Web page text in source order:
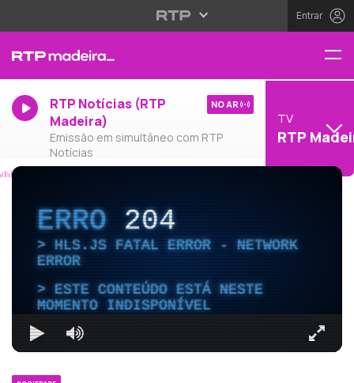
Entrar
RTP Notícias (RTP
Madeira)
Emissão em simultâneo com RTP
Notícias
NO AR
TV
RTP
ERRO204
HLS.JS FATAL ERROR - NETWORK
ERROR
ESTE CONTEÚDO ESTÁ NESTE
MOMENTO INDISPONÍVEL